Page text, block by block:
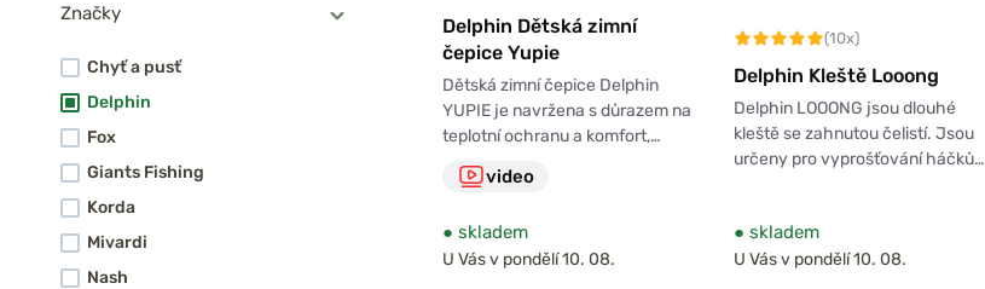
Značky
Chyť a pusť
Delphin
Fox
Giants Fishing
Korda
Mivardi
Nash
Delphin Dětská zimní
čepice Yupie
Dětská zimní čepice Delphin
YUPIE je navržena s důrazem na
teplotní ochranu a komfort,…
video
● skladem
U Vás v pondělí 10. 08.
(10x)
Delphin Kleště Looong
Delphin LOOONG jsou dlouhé
kleště se zahnutou čelistí. Jsou
určeny pro vyprošťování háčků…
● skladem
U Vás v pondělí 10. 08.